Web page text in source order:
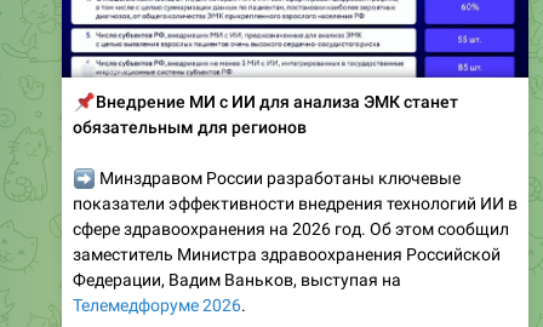
Внедрение МИ с ИИ для анализа ЭМК станет
обязательным для регионов
Минздравом России разработаны ключевые
показатели эффективности внедрения технологий ИИ в
сфере здравоохранения на 2026 год. Об этом сообщил
заместитель Министра здравоохранения Российской
Федерации, Вадим Ваньков, выступая на
Телемедфоруме 2026.